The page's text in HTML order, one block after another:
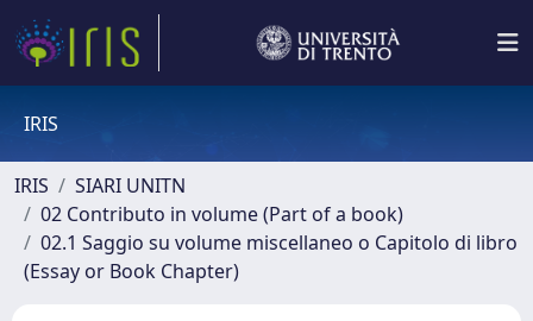
IRIS
IRIS
SIARI UNITN
02 Contributo in volume (Part of a book)
02.1 Saggio su volume miscellaneo o Capitolo di libro
(Essay or Book Chapter)